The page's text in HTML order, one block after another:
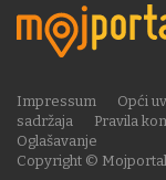
Copyright ©
Impressum Opći
sadržaja
Pravila
Oglašavanje